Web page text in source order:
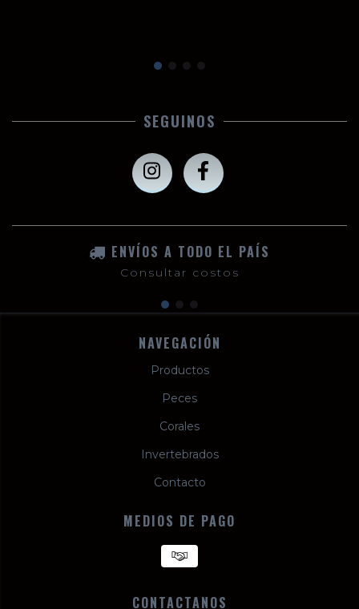
SEGUINOS
ENVÍOS A TODO EL PAÍS
Consultar costos
NAVEGACIÓN
Productos
Peces
Corales
Invertebrados
Contacto
MEDIOS DE PAGO
CONTACTANOS